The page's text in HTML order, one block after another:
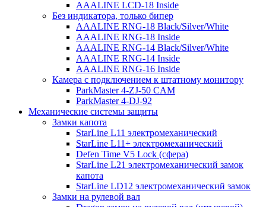
AAALINE LCD-18 Inside
Без индикатора, только бипер
AAALINE RNG-18 Black/Silver/White
AAALINE RNG-18 Inside
AAALINE RNG-14 Black/Silver/White
AAALINE RNG-14 Inside
AAALINE RNG-16 Inside
Камера с подключением к штатному монитору
ParkMaster 4-ZJ-50 CAM
ParkMaster 4-DJ-92
Механические системы защиты
Замки капота
StarLine L11 электромеханический
StarLine L11+ электромеханический
Defen Time V5 Lock (сфера)
StarLine L21 электромеханический замок
капота
StarLine LD12 электромеханический замок
Замки на рулевой вал